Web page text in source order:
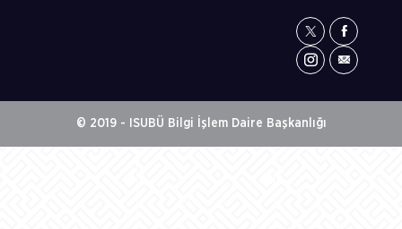
© 2019 - ISUBÜ Bilgi İşlem Daire Başkanlığı